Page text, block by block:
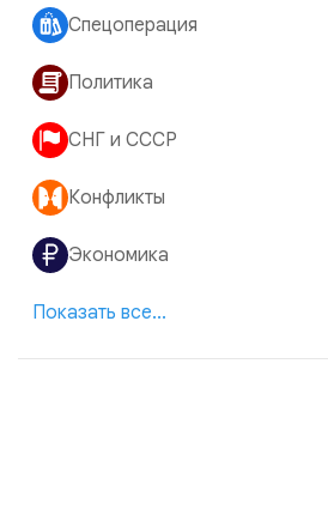
Спецоперация
Политика
СНГ и СССР
Конфликты
Экономика
Показать все...